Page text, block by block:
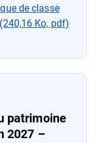
de classe
Ko, pdf)
patrimoine
2027 –